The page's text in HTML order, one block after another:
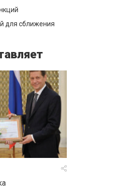
для сближения